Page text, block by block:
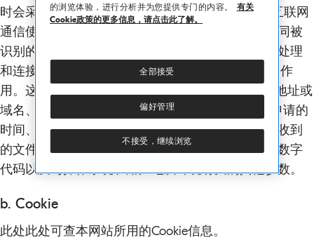
时会采集一些个人数据, 此类数据的传输已隐含在互联网
通信使用协议的使用中。这些信息的收集并非用于同被
识别的当事人连接，但由于数据本身的性质，通过处理
和连接第三方所持有的数据,有可能起到识别用户的作
用。这类数据包括用户进入本网站时使用的电脑IP地址或
域名、申请资源的URI（统一资源标识符）地址、申请的
时间、向服务器提交申请的方式、请求获得回应时收到
的文件大小、服务器回应状态（成功、错误等）的数字
代码以及与操作系统和用户电脑环境有关的其他参数。
b. Cookie
此处此处可查本网站所用的Cookie信息。
的浏览体验，进行分析并为您提供专门的内容。
有关
Cookie政策的更多信息，请点击此了解。
不接受，继续浏览
全部接受
偏好管理